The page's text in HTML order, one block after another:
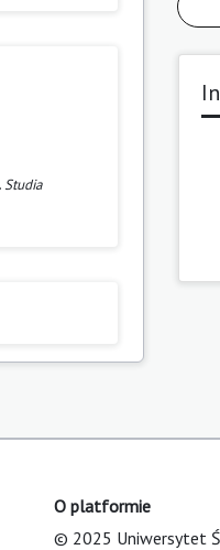
Studia
O platformie
© 2025 Uniwersytet